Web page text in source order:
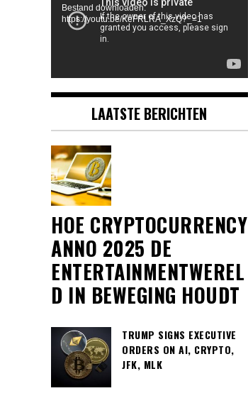
Bestand downloaden:
https://youtu.be/KeFRLRA_XzQ?_=1
LAATSTE BERICHTEN
HOE CRYPTOCURRENCY
ANNO 2025 DE
ENTERTAINMENTWEREL
D IN BEWEGING HOUDT
TRUMP SIGNS EXECUTIVE
ORDERS ON AI, CRYPTO,
JFK, MLK